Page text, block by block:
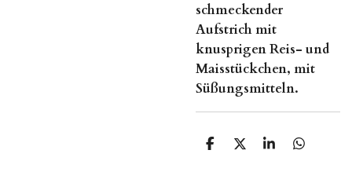
schmeckender
Aufstrich mit
knusprigen Reis- und
Maisstückchen, mit
Süßungsmitteln.
T
T
T
T